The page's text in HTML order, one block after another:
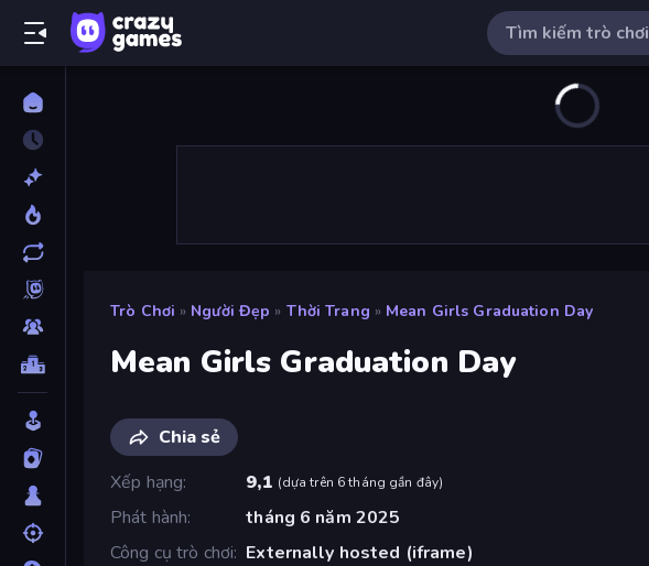
Trò Chơi » Người Đẹp » Thời Trang » Mean Girls Graduation Day
Mean Girls Graduation Day
Chia sẻ
Xếp hạng
9,1 (dựa trên 6 tháng gần đây)
Phát hành
tháng 6 năm 2025
Công cụ trò chơi Externally hosted (iframe)